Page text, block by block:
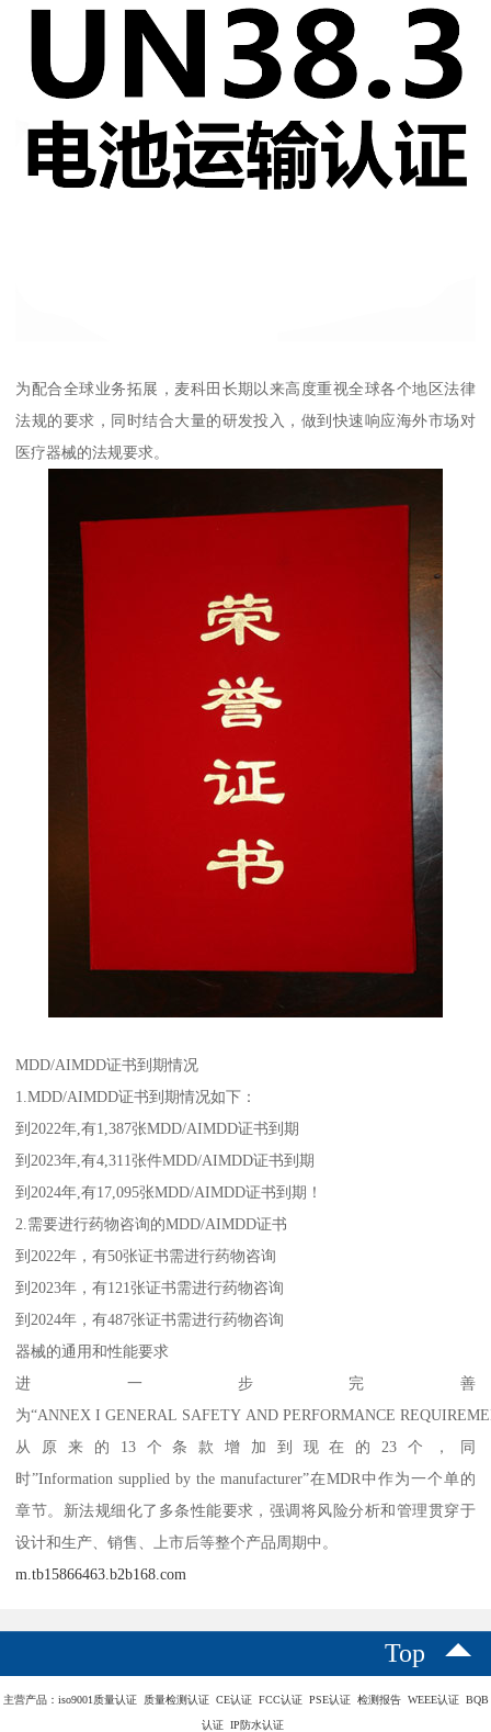
为配合全球业务拓展，麦科田长期以来高度重视全球各个地区法律
法规的要求，同时结合大量的研发投入，做到快速响应海外市场对
医疗器械的法规要求。
MDD/AIMDD证书到期情况
1.MDD/AIMDD证书到期情况如下：
到2022年,有1,387张MDD/AIMDD证书到期
到2023年,有4,311张件MDD/AIMDD证书到期
到2024年,有17,095张MDD/AIMDD证书到期！
2.需要进行药物咨询的MDD/AIMDD证书
到2022年，有50张证书需进行药物咨询
到2023年，有121张证书需进行药物咨询
到2024年，有487张证书需进行药物咨询
器械的通用和性能要求
进一步完善
为“ANNEX I GENERAL SAFETY AND PERFORMANCE
从原来的13个条款增加到现在的23个，同
时”Information supplied by the manufacturer”在MDR中作为一个单的
章节。新法规细化了多条性能要求，强调将风险分析和管理贯穿于
设计和生产、销售、上市后等整个产品周期中。
m.tb15866463.b2b168.com
Top
主营产品：iso9001质量认证 质量检测认证 CE认证 FCC认证 PSE认证 检测报告 WEEE认证 BQB
认证 IP防水认证